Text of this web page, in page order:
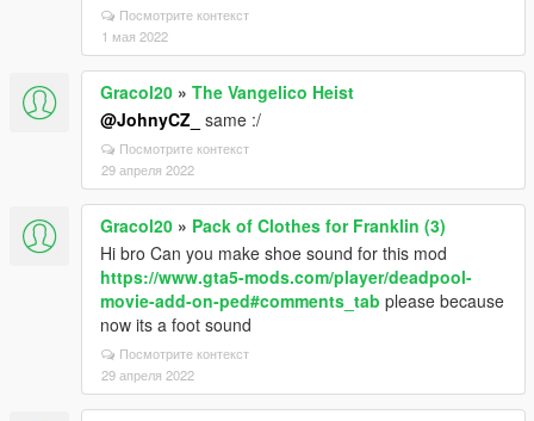
Посмотрите контекст
1 мая 2022
Gracol20 » The Vangelico Heist
@JohnyCZ_
same :/
Посмотрите контекст
29 апреля 2022
Gracol20 » Pack of Clothes for Franklin (3)
Hi bro Can you make shoe sound for this mod
https://www.gta5-mods.com/player/deadpool-
movie-add-on-ped#comments_tab please because
now its a foot sound
Посмотрите контекст
29 апреля 2022